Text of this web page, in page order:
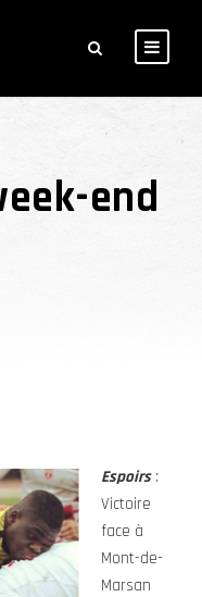
end
Espoirs:
Victoire
face à
Mont-de-
Marsan